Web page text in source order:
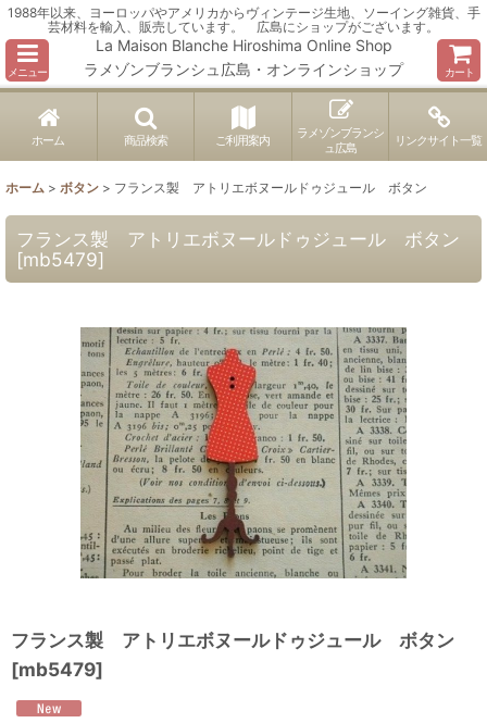
1988年以来、ヨーロッパやアメリカからヴィンテージ生地、ソーイング雑貨、手
芸材料を輸入、販売しています。 広島にショップがございます。
メニュー
La Maison Blanche Hiroshima Online Shop
ラメゾンブランシュ広島・オンラインショップ
カート
ホーム 商品検索 ご利用案内
ラメゾンブランシ
ュ広島
リンクサイト一覧
ホーム > ボタン > フランス製 アトリエボヌールドゥジュール ボタン
フランス製 アトリエボヌールドゥジュール ボタン
[mb5479]
フランス製 アトリエボヌールドゥジュール ボタン
[mb5479]